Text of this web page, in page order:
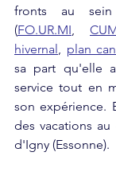
fronts au sein
(FO.UR.MI,
hivernal, plan
sa part qu'elle
service tout en
son expérience.
des vacations
d'Igny (Essonne).